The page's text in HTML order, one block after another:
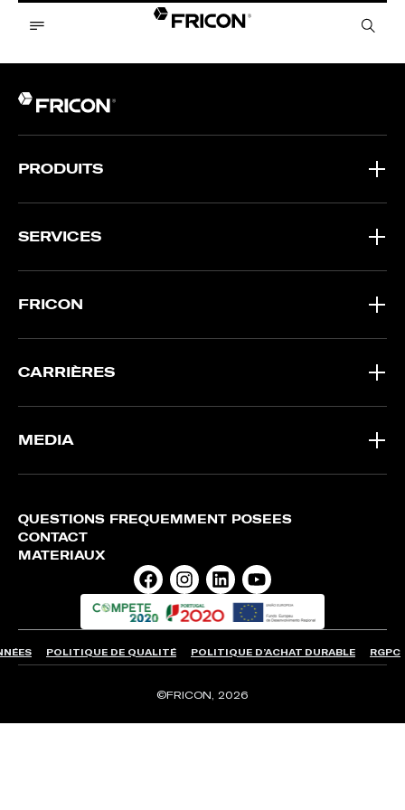
PRODUITS
SERVICES
FRICON
CARRIÈRES
MEDIA
QUESTIONS FRÉQUEMMENT POSÉES
CONTACT
MATÉRIAUX
©FRICON, 2026
POLITIQUE DE QUALITÉ POLITIQUE D’ACHAT DURABLE RGPC